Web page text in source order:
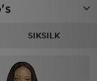
SIKSILK